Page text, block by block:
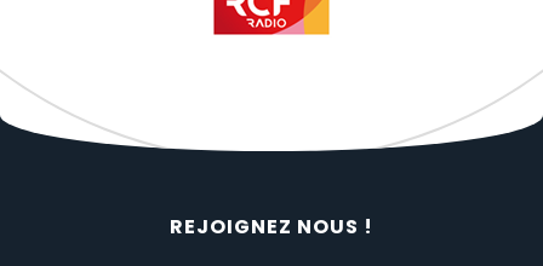
REJOIGNEZ NOUS !